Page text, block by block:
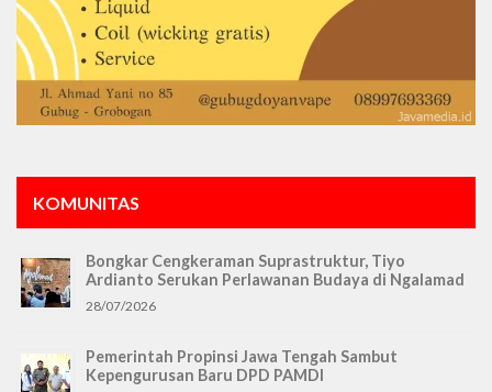
KOMUNITAS
Bongkar Cengkeraman Suprastruktur, Tiyo
Ardianto Serukan Perlawanan Budaya di Ngalamad
28/07/2026
Pemerintah Propinsi Jawa Tengah Sambut
Kepengurusan Baru DPD PAMDI